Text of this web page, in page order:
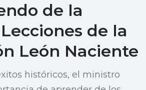
de la
de la
León Naciente
históricos, el ministro